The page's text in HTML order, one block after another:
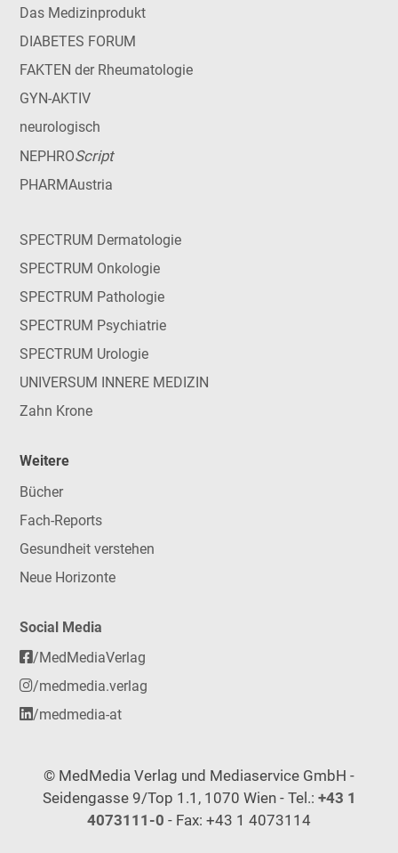
Das Medizinprodukt
DIABETES FORUM
FAKTEN der Rheumatologie
GYN-AKTIV
neurologisch
NEPHROScript
PHARMAustria
SPECTRUM Dermatologie
SPECTRUM Onkologie
SPECTRUM Pathologie
SPECTRUM Psychiatrie
SPECTRUM Urologie
UNIVERSUM INNERE MEDIZIN
Zahn Krone
Weitere
Bücher
Fach-Reports
Gesundheit verstehen
Neue Horizonte
Social Media
/MedMediaVerlag
/medmedia.verlag
/medmedia-at
© MedMedia Verlag und Mediaservice GmbH -
Seidengasse 9/Top 1.1, 1070 Wien - Tel.: +43 1
4073111-0 - Fax: +43 1 4073114